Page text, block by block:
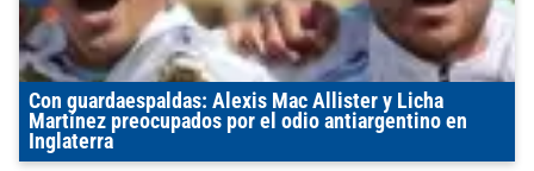
Con guardaespaldas: Alexis Mac Allister y Licha
Martínez preocupados por el odio antiargentino en
Inglaterra